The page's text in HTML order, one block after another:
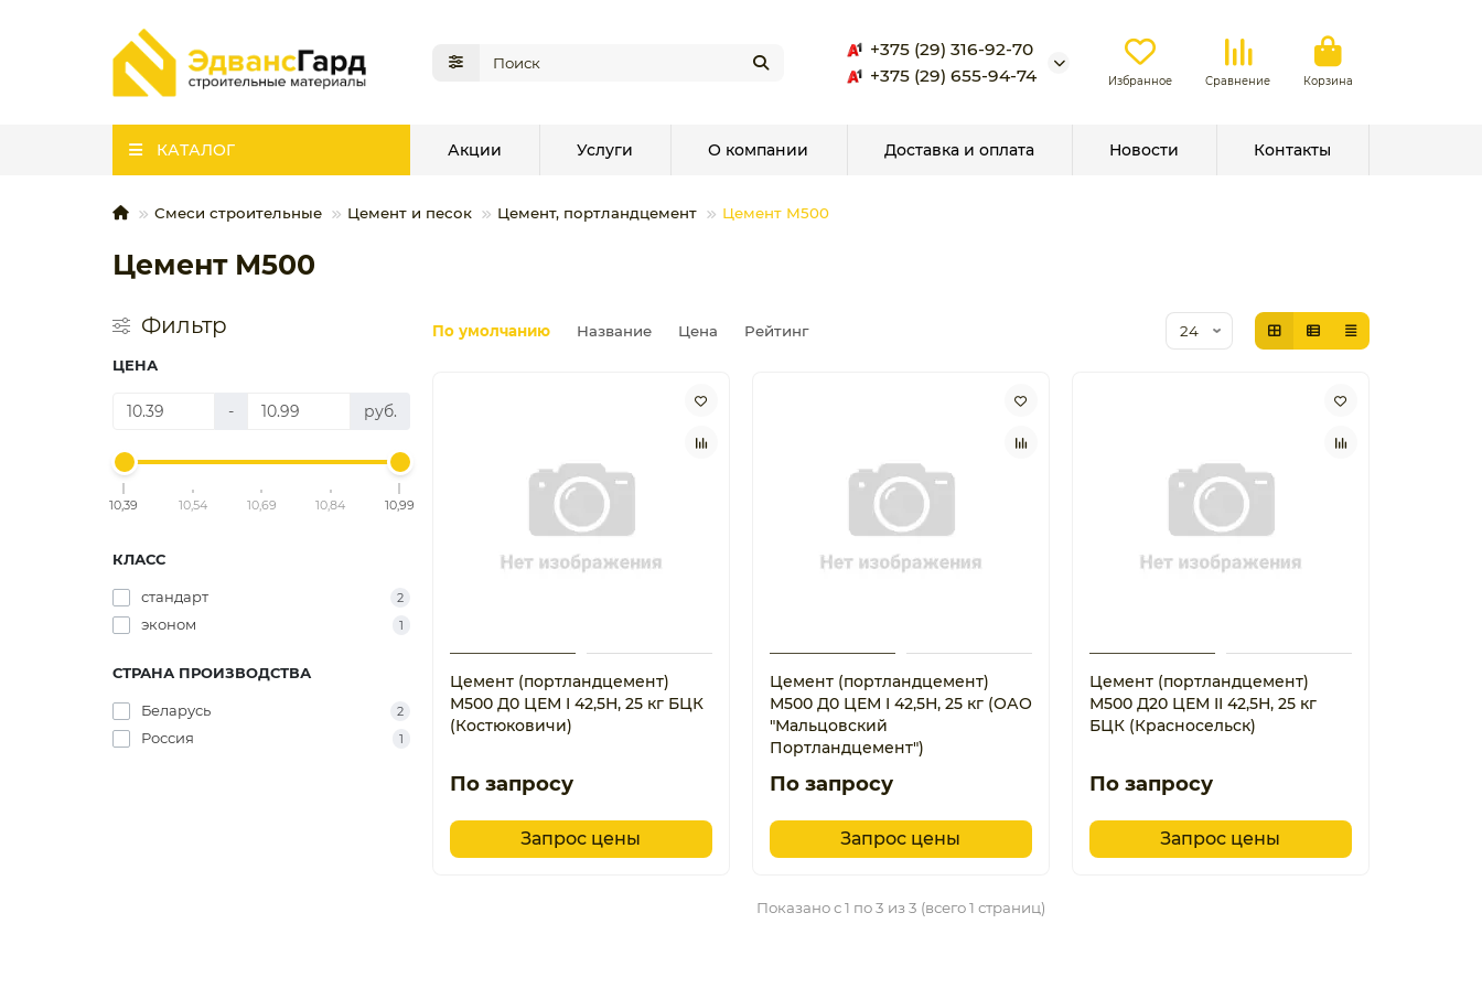
+375 (29) 316-92-70
+375 (29) 655-94-74
Избранное Сравнение Корзина
КАТАЛОГ Акции Услуги О компании Доставка и оплата Новости Контакты
Смеси строительные Цемент и песок Цемент, портландцемент Цемент М500
Цемент М500
Фильтр
ЦЕНА
- руб.
10,39 10,54 10,69 10,84 10,99
КЛАСС
стандарт 2
эконом 1
СТРАНА ПРОИЗВОДСТВА
Беларусь 2
Россия 1
По умолчанию Название Цена Рейтинг
Цемент (портландцемент)
М500 Д0 ЦЕМ I 42,5Н, 25 кг БЦК
(Костюковичи)
По запросу
Запрос цены
Цемент (портландцемент)
М500 Д0 ЦЕМ I 42,5Н, 25 кг (ОАО
"Мальцовский
Портландцемент")
По запросу
Запрос цены
Цемент (портландцемент)
М500 Д20 ЦЕМ II 42,5Н, 25 кг
БЦК (Красносельск)
По запросу
Запрос цены
Показано с 1 по 3 из 3 (всего 1 страниц)